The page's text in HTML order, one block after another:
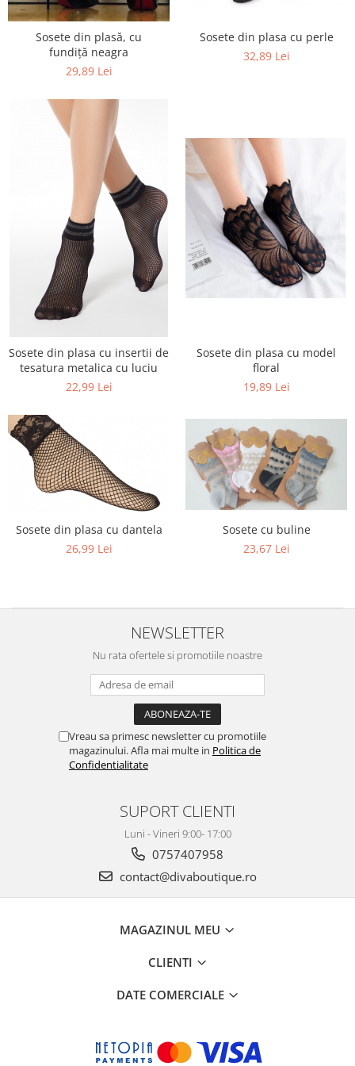
Sosete din plasă, cu
fundiță neagra
29,89 Lei
Sosete din plasa cu perle
32,89 Lei
Sosete din plasa cu insertii de
tesatura metalica cu luciu
22,99 Lei
Sosete din plasa cu model
floral
19,89 Lei
Sosete din plasa cu dantela
26,99 Lei
Sosete cu buline
23,67 Lei
NEWSLETTER
Nu rata ofertele si promotiile noastre
Vreau sa primesc newsletter cu promotiile
magazinului. Afla mai multe in Politica de
Confidentialitate
SUPORT CLIENTI
Luni - Vineri 9:00- 17:00
0757407958
contact@divaboutique.ro
MAGAZINUL MEU
CLIENTI
DATE COMERCIALE